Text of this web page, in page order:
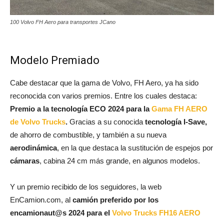
100 Volvo FH Aero para transportes JCano
Modelo Premiado
Cabe destacar que la gama de Volvo, FH Aero, ya ha sido
reconocida con varios premios. Entre los cuales destaca:
Premio a la tecnología ECO 2024 para laGama FH AERO
de Volvo Trucks. Gracias a su conocida tecnología I-Save,
de ahorro de combustible, y también a su nueva
aerodinámica, en la que destaca la sustitución de espejos por
cámaras, cabina 24 cm más grande, en algunos modelos.
Y un premio recibido de los seguidores, la web
EnCamion.com, al camión preferido por los
encamionaut@s 2024 para el Volvo Trucks FH16 AERO